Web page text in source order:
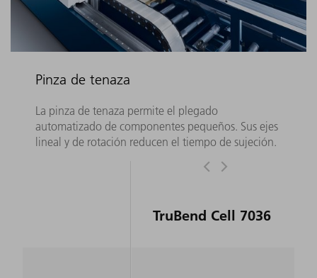
Pinza de tenaza
La pinza de tenaza permite el plegado
automatizado de componentes pequeños. Sus ejes
lineal y de rotación reducen el tiempo de sujeción.
TruBend Cell 7036